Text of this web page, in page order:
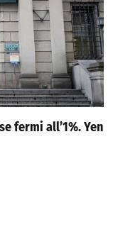
fermi all’1%. Yen